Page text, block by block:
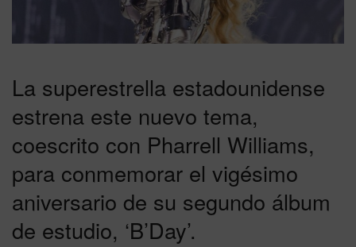
La superestrella estadounidense
estrena este nuevo tema,
coescrito con Pharrell Williams,
para conmemorar el vigésimo
aniversario de su segundo álbum
de estudio, ‘B’Day’.